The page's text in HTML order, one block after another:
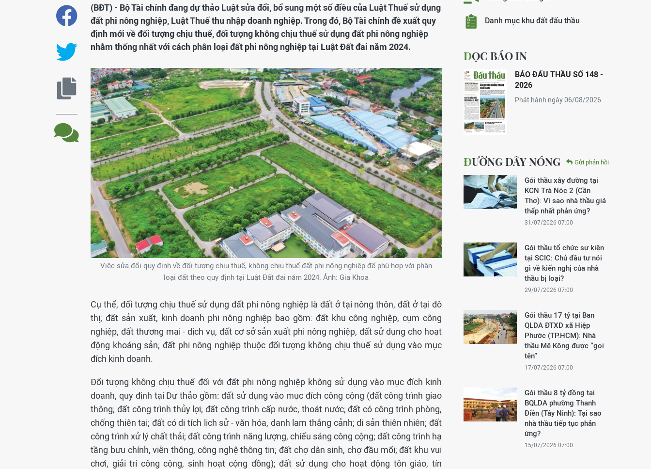
(BĐT) - Bộ Tài chính đang dự thảo Luật sửa đổi, bổ sung một số điều của Luật Thuế sử dụng
đất phi nông nghiệp, Luật Thuế thu nhập doanh nghiệp. Trong đó, Bộ Tài chính đề xuất quy
định mới về đối tượng chịu thuế, đối tượng không chịu thuế sử dụng đất phi nông nghiệp
nhằm thống nhất với cách phân loại đất phi nông nghiệp tại Luật Đất đai năm 2024.
Việc sửa đổi quy định về đối tượng chịu thuế, không chịu thuế đất phi nông nghiệp để phù hợp với phân
loại đất theo quy định tại Luật Đất đai năm 2024. Ảnh: Gia Khoa
Cụ thể, đối tượng chịu thuế sử dụng đất phi nông nghiệp là đất ở tại nông thôn, đất ở tại đô
thị; đất sản xuất, kinh doanh phi nông nghiệp bao gồm: đất khu công nghiệp, cụm công
nghiệp, đất thương mại - dịch vụ, đất cơ sở sản xuất phi nông nghiệp, đất sử dụng cho hoạt
động khoáng sản; đất phi nông nghiệp thuộc đối tượng không chịu thuế sử dụng vào mục
đích kinh doanh.
Đối tượng không chịu thuế đối với đất phi nông nghiệp không sử dụng vào mục đích kinh
doanh, quy định tại Dự thảo gồm: đất sử dụng vào mục đích công cộng (đất công trình giao
thông; đất công trình thủy lợi; đất công trình cấp nước, thoát nước; đất có công trình phòng,
chống thiên tai; đất có di tích lịch sử - văn hóa, danh lam thắng cảnh; di sản thiên nhiên; đất
công trình xử lý chất thải; đất công trình năng lượng, chiếu sáng công cộng; đất công trình hạ
tầng bưu chính, viễn thông, công nghệ thông tin; đất chợ dân sinh, chợ đầu mối; đất khu vui
chơi, giải trí công cộng, sinh hoạt cộng đồng); đất sử dụng cho hoạt động tôn giáo, tín
Danh mục khu đất đấu thầu
ĐỌC BÁO IN
BÁO ĐẤU THẦU SỐ 148 -
2026
Phát hành ngày 06/08/2026
ĐƯỜNG DÂY NÓNG Gửi phản hồi
Gói thầu xây đường tại
KCN Trà Nóc 2 (Cần
Thơ): Vì sao nhà thầu giá
thấp nhất phản ứng?
31/07/2026 07:00
Gói thầu tổ chức sự kiện
tại SCIC: Chủ đầu tư nói
gì về kiến nghị của nhà
thầu bị loại?
29/07/2026 07:00
Gói thầu 17 tỷ tại Ban
QLDA ĐTXD xã Hiệp
Phước (TP.HCM): Nhà
thầu Mê Kông được “gọi
tên”
17/07/2026 07:00
Gói thầu 8 tỷ đồng tại
BQLDA phường Thanh
Điền (Tây Ninh): Tại sao
nhà thầu tiếp tục phản
ứng?
15/07/2026 07:00